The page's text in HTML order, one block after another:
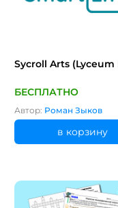
Sycroll Arts (Lyceum
БЕСПЛАТНО
Автор: Роман Зыков
в корзину